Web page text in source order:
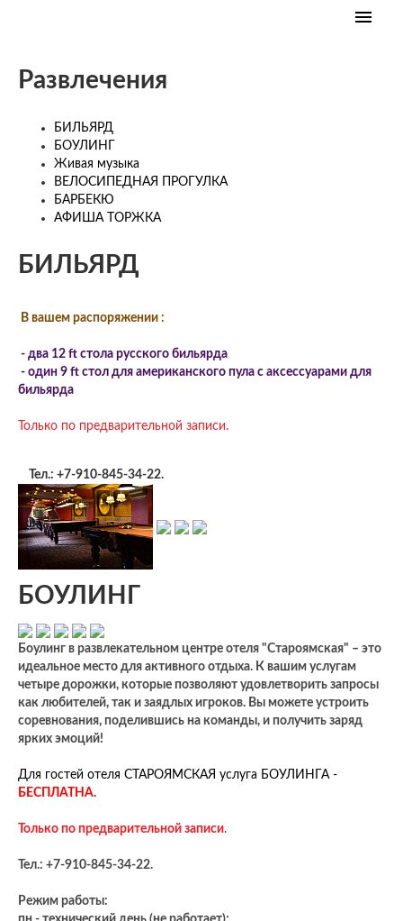
НОМЕРА
РАЗВЛЕЧЕНИЯ в ОТЕЛЕ
КОНТАКТЫ
Развлечения
БИЛЬЯРД
БОУЛИНГ
Живая музыка
ВЕЛОСИПЕДНАЯ ПРОГУЛКА
БАРБЕКЮ
АФИША ТОРЖКА
БИЛЬЯРД
В вашем распоряжении :
- два 12 ft стола русского бильярда
- один 9 ft стол для американского пула c аксессуарами для
бильярда
Только по предварительной записи.
Тел.: +7-910-845-34-22.
БОУЛИНГ
Боулинг в развлекательном центре отеля "Староямская" – это
идеальное место для активного отдыха. К вашим услугам
четыре дорожки, которые позволяют удовлетворить запросы
как любителей, так и заядлых игроков. Вы можете устроить
соревнования, поделившись на команды, и получить заряд
ярких эмоций!
Для гостей отеля СТАРОЯМСКАЯ услуга БОУЛИНГА -
БЕСПЛАТНА.
Только по предварительной записи.
Тел.: +7-910-845-34-22.
Режим работы: